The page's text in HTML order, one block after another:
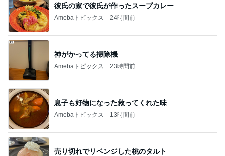
彼氏の家で彼氏が作ったスープカレー
Amebaトピックス 24時間前
神がかってる掃除機
Amebaトピックス 23時間前
息子も好物になった救ってくれた味
Amebaトピックス 13時間前
売り切れでリベンジした桃のタルト